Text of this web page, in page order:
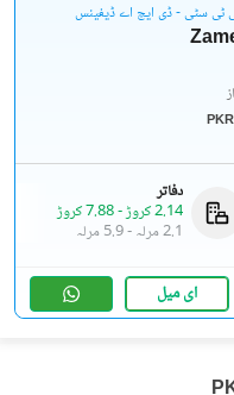
ٹی سٹی - ڈی ایچ اے ڈیفینس
PKR
دفاتر
2.14 کروڑ
-7.88 کروڑ
2.1 مرلہ
-5.9 مرلہ
ای میل